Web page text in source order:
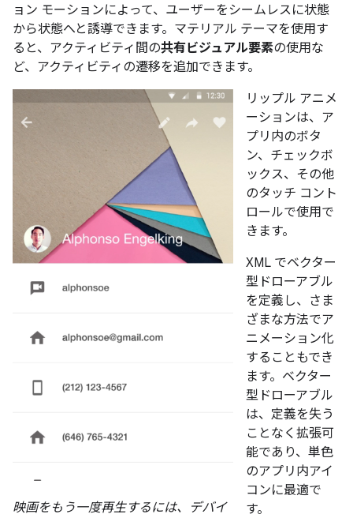
ョン モーションによって、ユーザーをシームレスに状態
から状態へと誘導できます。マテリアル テーマを使用す
ると、アクティビティ間の共有ビジュアル要素の使用な
ど、アクティビティの遷移を追加できます。
映画をもう一度再生するには、デバイ
リップル アニメ
ーションは、ア
プリ内のボタ
ン、チェックボ
ックス、その他
のタッチ コント
ロールで使用で
きます。
XML でベクター
型ドローアブル
を定義し、さま
ざまな方法でア
ニメーション化
することもでき
ます。ベクター
型ドローアブル
は、定義を失う
ことなく拡張可
能であり、単色
のアプリ内アイ
コンに最適で
す。